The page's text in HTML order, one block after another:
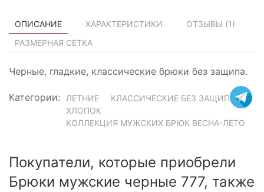
ОПИСАНИЕ ХАРАКТЕРИСТИКИ ОТЗЫВЫ (1)
РАЗМЕРНАЯ СЕТКА
Черные, гладкие, классические брюки без защипа.
Категории: ЛЕТНИЕ
КЛАССИЧЕСКИЕ БЕЗ ЗАЩИПА
ХЛОПОК
КОЛЛЕКЦИЯ МУЖСКИХ БРЮК ВЕСНА-ЛЕТО
Покупатели, которые приобрели
Брюки мужские черные 777, также